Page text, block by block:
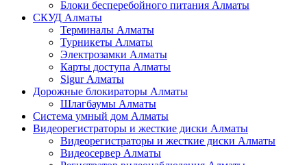
Блоки бесперебойного питания Алматы
СКУД Алматы
Терминалы Алматы
Турникеты Алматы
Электрозамки Алматы
Карты доступа Алматы
Sigur Алматы
Дорожные блокираторы Алматы
Шлагбаумы Алматы
Система умный дом Алматы
Видеорегистраторы и жесткие диски Алматы
Видеорегистраторы и жесткие диски Алматы
Видеосервер Алматы